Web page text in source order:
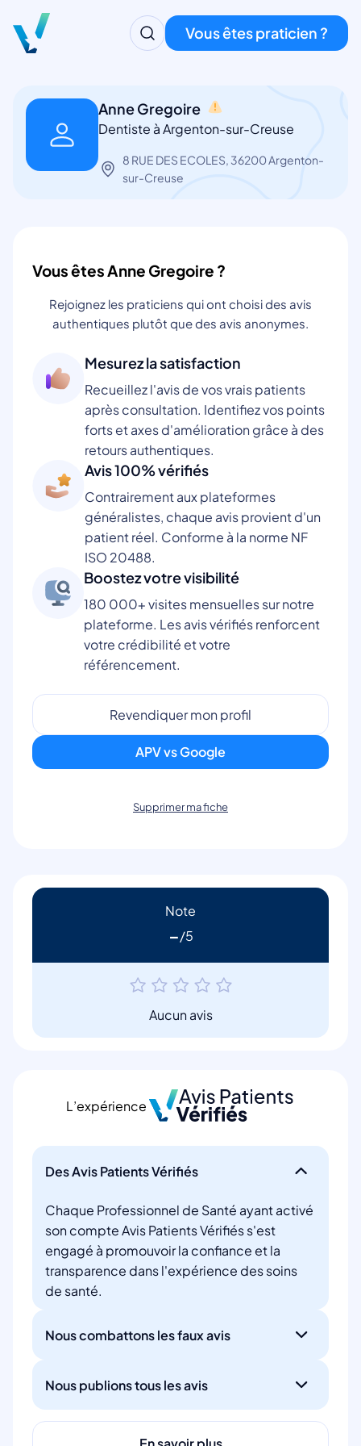
Vous êtes praticien ?
Anne Gregoire
Dentiste à Argenton-sur-Creuse
8 RUE DES ECOLES, 36200 Argenton-
sur-Creuse
Vous êtes Anne Gregoire ?
Rejoignez les praticiens qui ont choisi des avis
authentiques plutôt que des avis anonymes.
Mesurez la satisfaction
Recueillez l'avis de vos vrais patients
après consultation. Identifiez vos points
forts et axes d'amélioration grâce à des
retours authentiques.
Avis 100% vérifiés
Contrairement aux plateformes
généralistes, chaque avis provient d'un
patient réel. Conforme à la norme NF
ISO 20488.
Boostez votre visibilité
180 000+ visites mensuelles sur notre
plateforme. Les avis vérifiés renforcent
votre crédibilité et votre
référencement.
Revendiquer mon profil
APV vs Google
Supprimer ma fiche
Note
-
Aucun avis
L’expérience
Des Avis Patients Vérifiés
Chaque Professionnel de Santé ayant activé
son compte Avis Patients Vérifiés s'est
engagé à promouvoir la confiance et la
transparence dans l'expérience des soins
de santé.
Nous combattons les faux avis
Nous publions tous les avis